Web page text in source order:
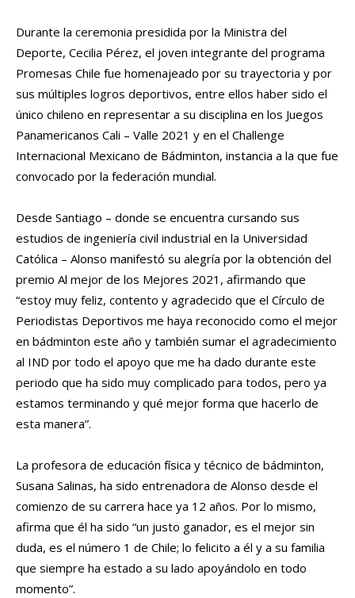
Durante la ceremonia presidida por la Ministra del
Deporte, Cecilia Pérez, el joven integrante del programa
Promesas Chile fue homenajeado por su trayectoria y por
sus múltiples logros deportivos, entre ellos haber sido el
único chileno en representar a su disciplina en los Juegos
Panamericanos Cali – Valle 2021 y en el Challenge
Internacional Mexicano de Bádminton, instancia a la que fue
convocado por la federación mundial.
Desde Santiago – donde se encuentra cursando sus
estudios de ingeniería civil industrial en la Universidad
Católica – Alonso manifestó su alegría por la obtención del
premio Al mejor de los Mejores 2021, afirmando que
“estoy muy feliz, contento y agradecido que el Círculo de
Periodistas Deportivos me haya reconocido como el mejor
en bádminton este año y también sumar el agradecimiento
al IND por todo el apoyo que me ha dado durante este
periodo que ha sido muy complicado para todos, pero ya
estamos terminando y qué mejor forma que hacerlo de
esta manera”.
La profesora de educación física y técnico de bádminton,
Susana Salinas, ha sido entrenadora de Alonso desde el
comienzo de su carrera hace ya 12 años. Por lo mismo,
afirma que él ha sido “un justo ganador, es el mejor sin
duda, es el número 1 de Chile; lo felicito a él y a su familia
que siempre ha estado a su lado apoyándolo en todo
momento”.